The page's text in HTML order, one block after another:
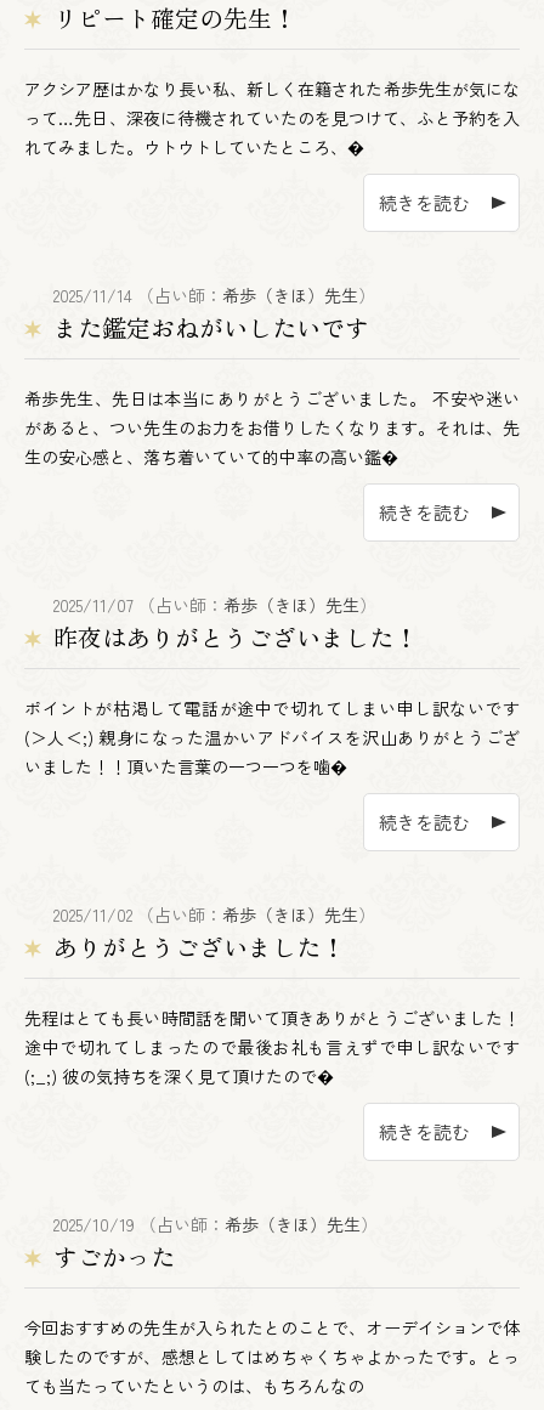
リピート確定の先生！
アクシア歴はかなり長い私、新しく在籍された希歩先生が気にな
って…先日、深夜に待機されていたのを見つけて、ふと予約を入
れてみました。ウトウトしていたところ、�
続きを読む
2025/11/14 （占い師： 希歩（きほ）先生）
また鑑定おねがいしたいです
希歩先生、先日は本当にありがとうございました。 不安や迷い
があると、つい先生のお力をお借りしたくなります。それは、先
生の安心感と、落ち着いていて的中率の高い鑑�
続きを読む
2025/11/07 （占い師： 希歩（きほ）先生）
昨夜はありがとうございました！
ポイントが枯渇して電話が途中で切れてしまい申し訳ないです
(＞人＜;) 親身になった温かいアドバイスを沢山ありがとうござ
いました！！頂いた言葉の一つ一つを噛�
続きを読む
2025/11/02 （占い師： 希歩（きほ）先生）
ありがとうございました！
先程はとても長い時間話を聞いて頂きありがとうございました！
途中で切れてしまったので最後お礼も言えずで申し訳ないです
(;_;) 彼の気持ちを深く見て頂けたので�
続きを読む
2025/10/19 （占い師： 希歩（きほ）先生）
すごかった
今回おすすめの先生が入られたとのことで、オーデイションで体
験したのですが、感想としてはめちゃくちゃよかったです。とっ
ても当たっていたというのは、もちろんなの